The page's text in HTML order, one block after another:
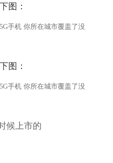
图：
图：
候上市的